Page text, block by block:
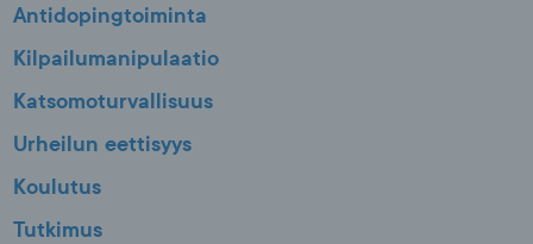
Antidopingtoiminta
Kilpailumanipulaatio
Katsomoturvallisuus
Urheilun eettisyys
Koulutus
Tutkimus